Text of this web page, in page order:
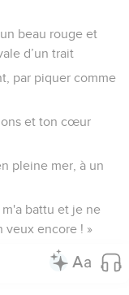
beau rouge et
d’un trait
par piquer comme
et ton cœur
pleine mer, à un
m'a battu et je ne
veux encore ! »